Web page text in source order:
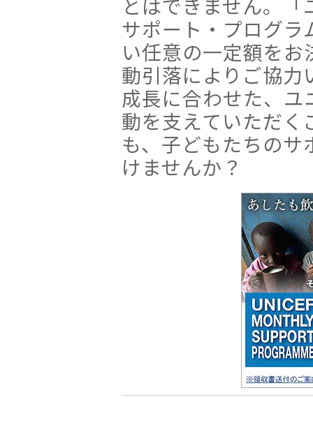
サポート・プログ
い任意の一定額を
動引落によりご協力
成長に合わせた、
動を支えていただく
も、子どもたちの
けませんか？